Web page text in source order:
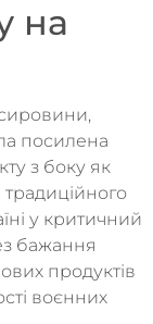
на
посилена
з боку як
традиційного
у критичний
бажання
продуктів
воєнних